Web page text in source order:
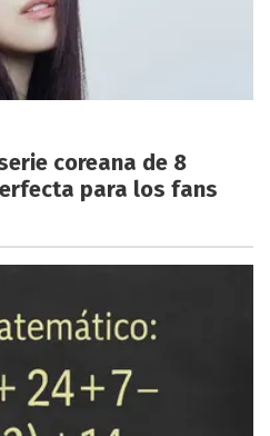
coreana de 8
para los fans